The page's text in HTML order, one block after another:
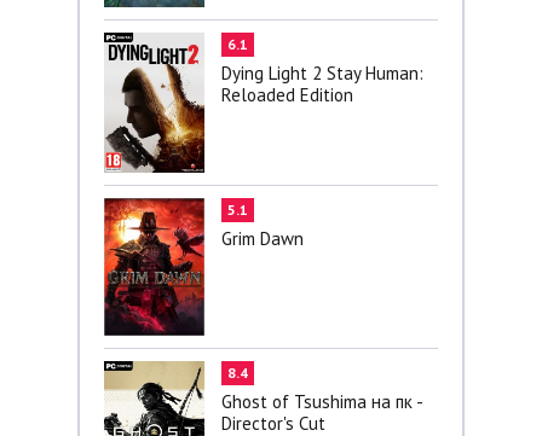
6.1
Dying Light 2 Stay Human:
Reloaded Edition
5.1
Grim Dawn
8.4
Ghost of Tsushima на пк -
Director's Cut